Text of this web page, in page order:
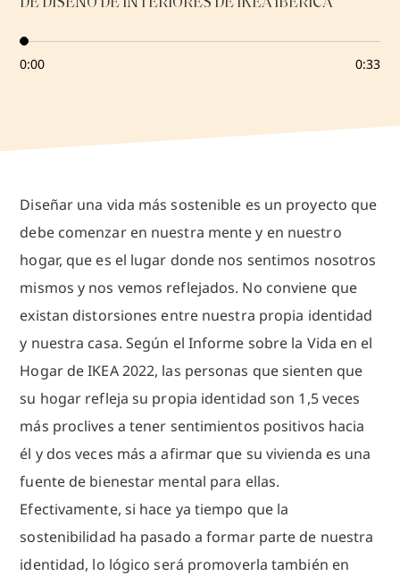
a
s
0:00 0:33
Diseñar una vida más sostenible es un proyecto que
debe comenzar en nuestra mente y en nuestro
hogar, que es el lugar donde nos sentimos nosotros
mismos y nos vemos reflejados. No conviene que
existan distorsiones entre nuestra propia identidad
y nuestra casa. Según el Informe sobre la Vida en el
Hogar de IKEA 2022, las personas que sienten que
su hogar refleja su propia identidad son 1,5 veces
más proclives a tener sentimientos positivos hacia
él y dos veces más a afirmar que su vivienda es una
fuente de bienestar mental para ellas.
Efectivamente, si hace ya tiempo que la
sostenibilidad ha pasado a formar parte de nuestra
identidad, lo lógico será promoverla también en